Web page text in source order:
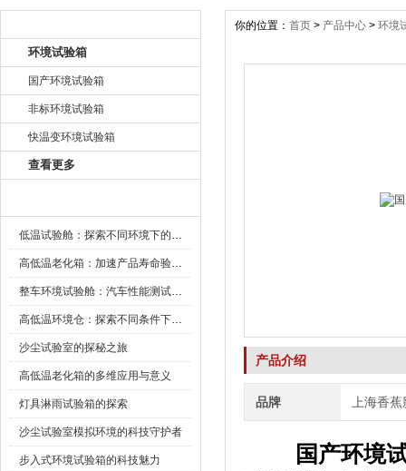
环境试验箱
国产环境试验箱
非标环境试验箱
快温变环境试验箱
查看更多
低温试验舱：探索不同环境下的科技边界
高低温老化箱：加速产品寿命验证的可靠伙伴
整车环境试验舱：汽车性能测试的设备
高低温环境仓：探索不同条件下的科学奥秘
沙尘试验室的探秘之旅
高低温老化箱的多维应用与意义
灯具淋雨试验箱的探索
沙尘试验室模拟环境的科技守护者
步入式环境试验箱的科技魅力
你的位置： 首页 > 产品中心 > 环境
产品介绍
品牌 上海香
国产环境